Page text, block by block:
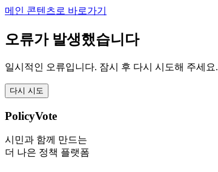
메인 콘텐츠로 바로가기
오류가 발생했습니다
일시적인 오류입니다. 잠시 후 다시 시도해 주세요.
다시 시도
PolicyVote
시민과 함께 만드는
더 나은 정책 플랫폼